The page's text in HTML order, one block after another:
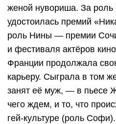
женой нувориша. За
удостоилась премий
роль Нины — премии
и фестиваля актёров
Франции продолжала
карьеру. Сыграла в том
занят её муж, — в пьесе
чего ждем, и то, что
гей-культуре (роль